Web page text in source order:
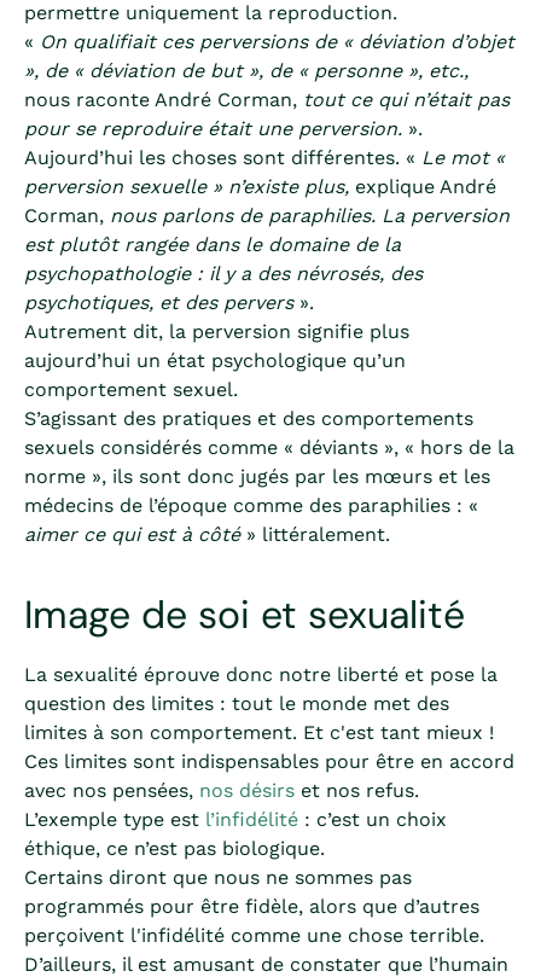
permettre uniquement la reproduction.
« On qualifiait ces perversions de « déviation d’objet
», de « déviation de but », de « personne », etc.,
nous raconte André Corman, tout ce qui n’était pas
pour se reproduire était une perversion. ».
Aujourd’hui les choses sont différentes. « Le mot «
perversion sexuelle » n’existe plus, explique André
Corman, nous parlons de paraphilies. La perversion
est plutôt rangée dans le domaine de la
psychopathologie : il y a des névrosés, des
psychotiques, et des pervers ».
Autrement dit, la perversion signifie plus
aujourd’hui un état psychologique qu’un
comportement sexuel.
S’agissant des pratiques et des comportements
sexuels considérés comme « déviants », « hors de la
norme », ils sont donc jugés par les mœurs et les
médecins de l’époque comme des paraphilies : «
aimer ce qui est à côté» littéralement.
Image de soi et sexualité
La sexualité éprouve donc notre liberté et pose la
question des limites : tout le monde met des
limites à son comportement. Et c'est tant mieux !
Ces limites sont indispensables pour être en accord
avec nos pensées, nos désirs et nos refus.
L’exemple type est l’infidélité : c’est un choix
éthique, ce n’est pas biologique.
Certains diront que nous ne sommes pas
programmés pour être fidèle, alors que d’autres
perçoivent l'infidélité comme une chose terrible.
D’ailleurs, il est amusant de constater que l’humain